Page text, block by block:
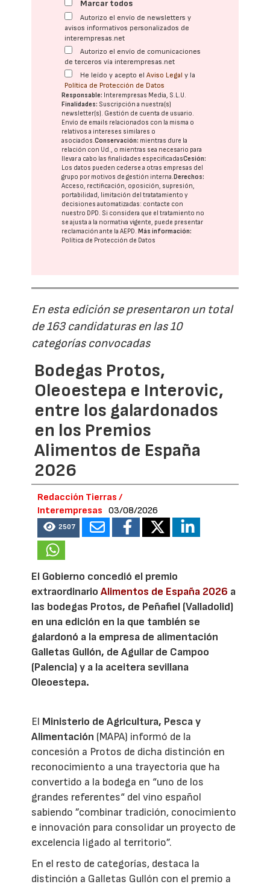
Marcar todos
Autorizo el envío de newsletters y
avisos informativos personalizados de
interempresas.net
Autorizo el envío de comunicaciones
de terceros vía interempresas.net
He leído y acepto elAviso Legal y la
Política de Protección de Datos
Responsable: Interempresas Media, S.L.U.
Finalidades: Suscripción a nuestra(s)
newsletter(s). Gestión de cuenta de usuario.
Envío de emails relacionados con la misma o
relativos a intereses similares o
asociados.Conservación: mientras dure la
relación con Ud., o mientras sea necesario para
llevar a cabo las finalidades especificadasCesión:
Los datos pueden cederse a otras empresas del
grupo por motivos de gestión interna.Derechos:
Acceso, rectificación, oposición, supresión,
portabilidad, limitación del tratatamiento y
decisiones automatizadas: contacte con
nuestro DPD. Si considera que el tratamiento no
se ajusta a la normativa vigente, puede presentar
reclamación ante laAEPD.Más información:
Política de Protección de Datos
En esta edición se presentaron un total
de 163 candidaturas en las 10
categorías convocadas
Bodegas Protos,
Oleoestepa e Interovic,
entre los galardonados
en los Premios
Alimentos de España
2026
Redacción Tierras /
Interempresas
03/08/2026
2507
El Gobierno concedió el premio
extraordinarioAlimentos de España 2026 a
las bodegas Protos, de Peñafiel (Valladolid)
en una edición en la que también se
galardonó a la empresa de alimentación
Galletas Gullón, de Aguilar de Campoo
(Palencia) y a la aceitera sevillana
Oleoestepa.
El Ministerio de Agricultura, Pesca y
Alimentación (MAPA) informó de la
concesión a Protos de dicha distinción en
reconocimiento a una trayectoria que ha
convertido a la bodega en “uno de los
grandes referentes“ del vino español
sabiendo ”combinar tradición, conocimiento
e innovación para consolidar un proyecto de
excelencia ligado al territorio”.
En el resto de categorías, destaca la
distinción a Galletas Gullón con el premio a